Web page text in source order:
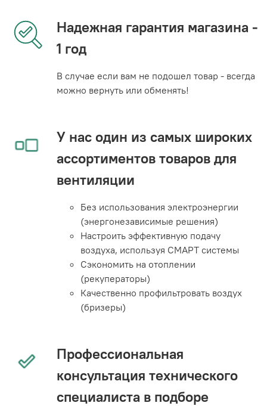
Надежная гарантия магазина -
1 год
В случае если вам не подошел товар - всегда
можно вернуть или обменять!
У нас один из самых широких
ассортиментов товаров для
вентиляции
Без использования электроэнергии
(энергонезависимые решения)
Настроить эффективную подачу
воздуха, используя СМАРТ системы
Сэкономить на отоплении
(рекуператоры)
Качественно профильтровать воздух
(бризеры)
Профессиональная
консультация технического
специалиста в подборе